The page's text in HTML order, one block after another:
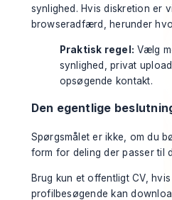
synlighed. Hvis diskretion er
browseradfærd, herunder
Praktisk regel: Vælg
synlighed, privat
opsøgende kontakt.
Den egentlige
Spørgsmålet er ikke, om du
form for deling der passer til
Brug kun et offentligt CV,
profilbesøgende kan